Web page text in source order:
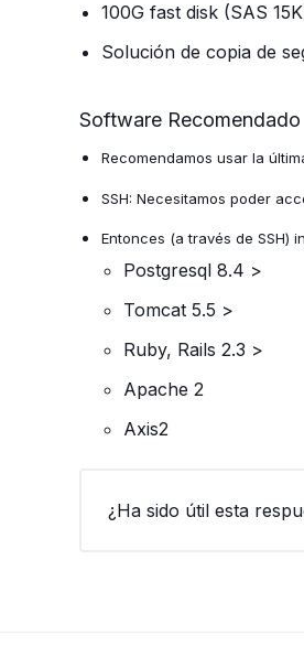
100G fast disk (SAS
Solución de copia de
Software Recomendado
Recomendamos usar la
SSH: Necesitamos poder
Entonces (a través de SSH)
Postgresql 8.4 >
Tomcat 5.5 >
Ruby, Rails 2.3 >
Apache 2
Axis2
¿Ha sido útil esta